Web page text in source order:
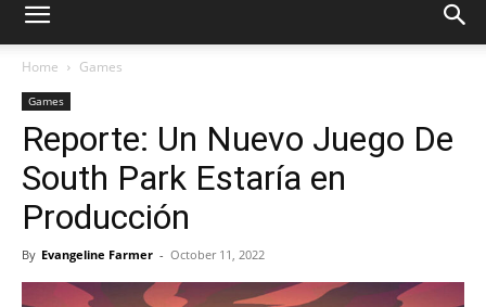
de
Home Games
Games
Reporte: Un Nuevo Juego De
South Park Estaría en
Producción
By Evangeline Farmer - October 11, 2022